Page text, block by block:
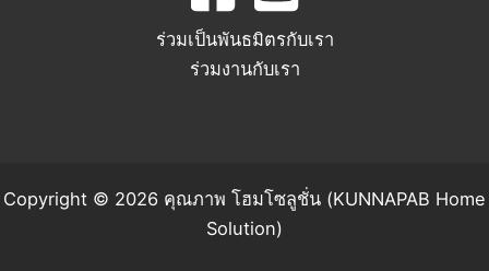
ร่วมเป็นพันธมิตรกับเรา
ร่วมงานกับเรา
Copyright © 2026 คุณภาพ โฮมโซลูชั่น (KUNNAPAB Home
Solution)